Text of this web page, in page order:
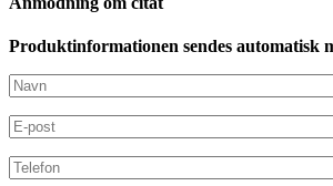
Produktinformationen sendes automatisk